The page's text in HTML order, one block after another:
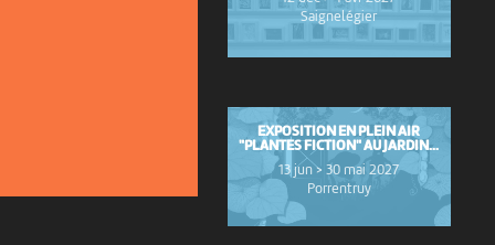
Saignelégier
EXPOSITION EN PLEIN AIR
"PLANTES FICTION" AU JARDIN...
13 jun > 30 mai 2027
Porrentruy